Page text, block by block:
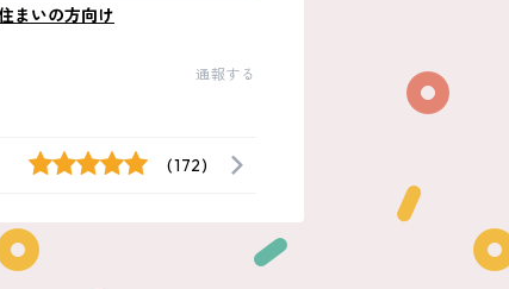
まいの方向け
通報する
(172)